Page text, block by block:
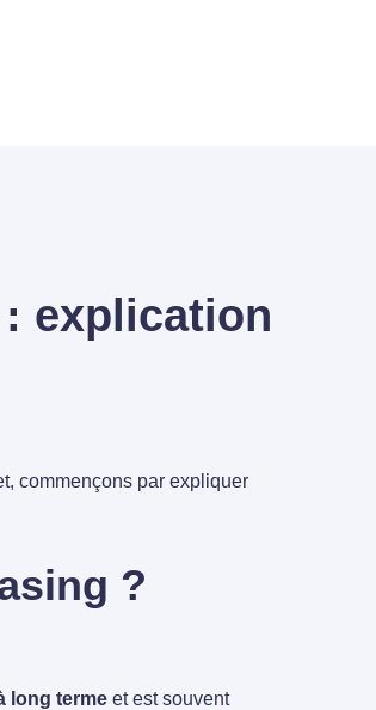
explication
commençons par expliquer
?
long terme et est souvent